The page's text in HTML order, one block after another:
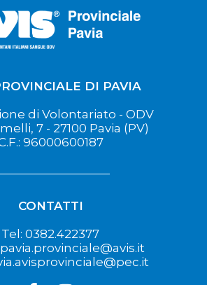
DI PAVIA
di Volontariato - ODV
7 - 27100 Pavia (PV)
96000600187
CONTATTI
Tel: 0382.422377